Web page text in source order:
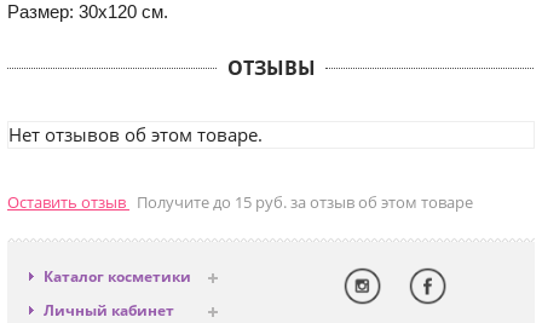
Размер: 30х120 см.
ОТЗЫВЫ
Нет отзывов об этом товаре.
Оставить отзыв Получите до 15 руб. за отзыв об этом товаре
Каталог косметики
Антивозрастная
Личный кабинет